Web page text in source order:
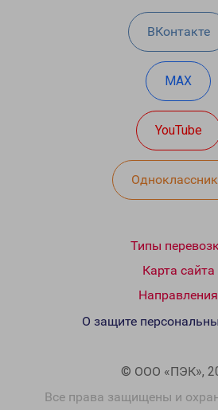
ВКонтакте
MAX
YouTube
Типы
Карта сайта
Направления
© ООО «ПЭК»,
Все права защищены и
О защите